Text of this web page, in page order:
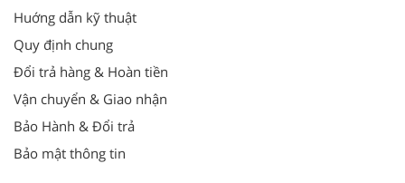
Huớng dẫn kỹ thuật
Quy định chung
Đổi trả hàng & Hoàn tiền
Vận chuyển & Giao nhận
Bảo Hành & Đổi trả
Bảo mật thông tin